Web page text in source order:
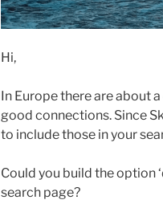
Hi,
In Europe there are about
good connections. Since
to include those in your
Could you build the option
search page?